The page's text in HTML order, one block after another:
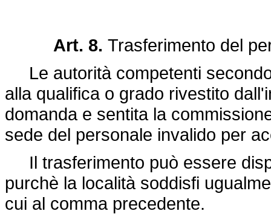
Art. 8. Trasferimento del
Le autorità competenti
alla qualifica o grado rivestito
domanda e sentita la
sede del personale invalido per
Il trasferimento può essere
purchè la località soddisfi
cui al comma precedente.